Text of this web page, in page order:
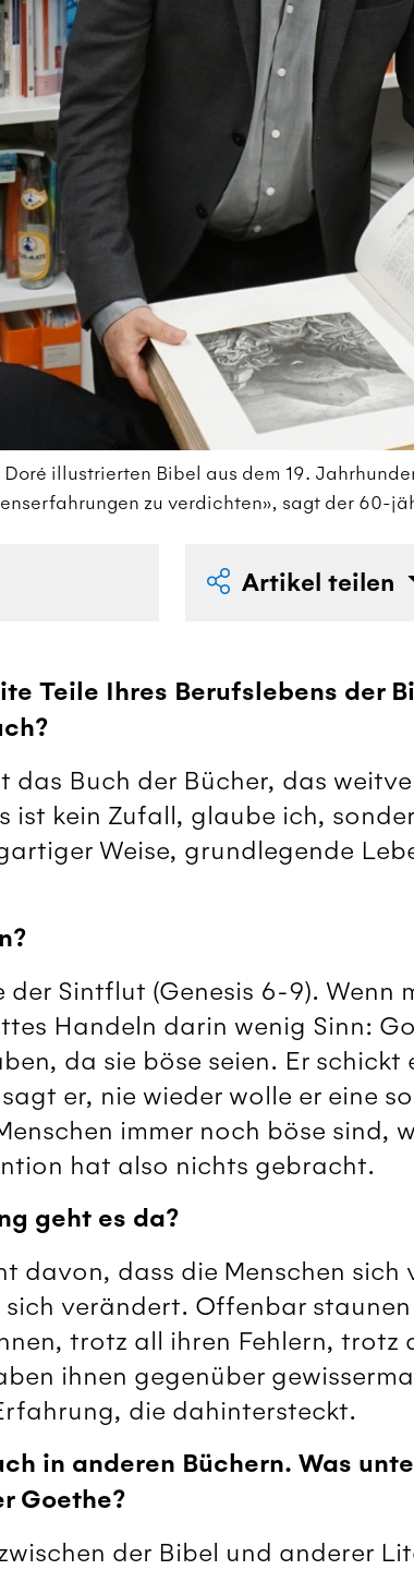
illustrierten Bibel aus dem 19.
zu verdichten», sagt der 60-
Artikel teilen
Teile Ihres Berufslebens der
das Buch der Bücher, das
ist kein Zufall, glaube ich,
Weise, grundlegende
der Sintflut (Genesis 6-9). Wenn
Handeln darin wenig Sinn:
da sie böse seien. Er schickt
er, nie wieder wolle er eine
immer noch böse sind,
hat also nichts gebracht.
geht es da?
davon, dass die Menschen sich
verändert. Offenbar staunen
trotz all ihren Fehlern, trotz
ihnen gegenüber
die dahintersteckt.
in anderen Büchern. Was
Goethe?
der Bibel und anderer